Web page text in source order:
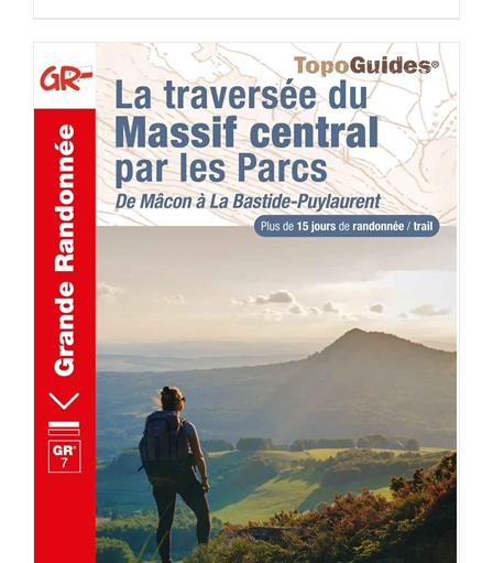
AJOUTER AU PANIER